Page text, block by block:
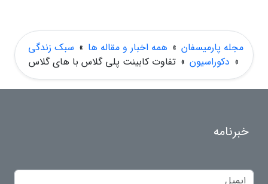
مجله پارمیسفان » همه اخبار و مقاله ها » سبک زندگی
» دکوراسیون » تفاوت کابینت پلی گلاس با های گلاس
خبرنامه